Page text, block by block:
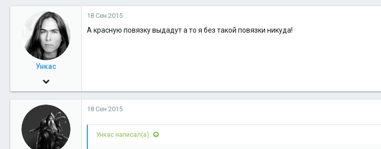
48
Ункас
17 Сен 2015
10
18 Сен 2015
А красную повязку выдадут а то я без такой повязки никуда!
18 Сен 2015
Ункас написал(а):